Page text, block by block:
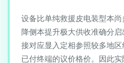
设备比单纯救援皮电装型本
降侧本提升极大供收准确分
接对应显入定相参照较多地
已付终端的议价格价。因此